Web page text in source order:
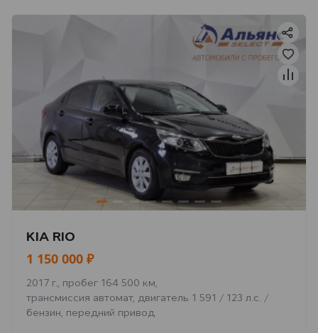
KIA RIO
1 150 000 ₽
2017 г., пробег 164 500 км,
трансмиссия автомат, двигатель 1 591 / 123 л.с. /
бензин, передний привод